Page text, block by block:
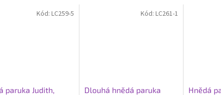
paruka Judith,
Kód: LC259-5
Dlouhá hnědá paruka
Kód: LC261-1
Hnědá